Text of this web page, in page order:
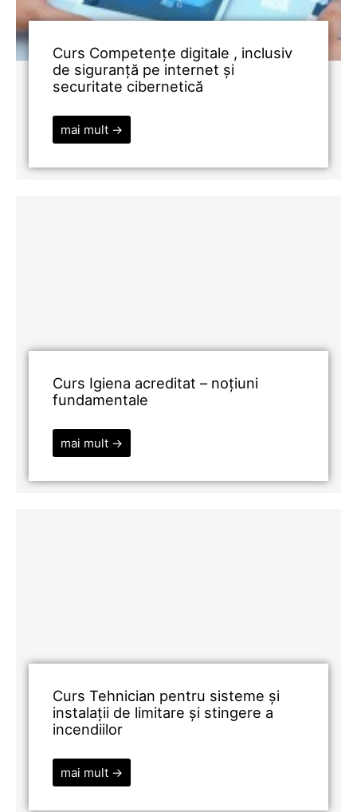
Curs Competențe digitale , inclusiv
de siguranță pe internet și
securitate cibernetică
mai mult →
Curs Igiena acreditat – noțiuni
fundamentale
mai mult →
Curs Tehnician pentru sisteme și
instalații de limitare și stingere a
incendiilor
mai mult →